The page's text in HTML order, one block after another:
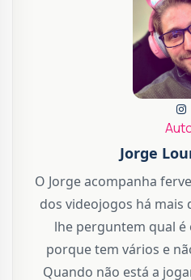
Jorge
O Jorge acompanha
dos videojogos há mais
lhe perguntem qual
porque tem vários e
Quando não está a